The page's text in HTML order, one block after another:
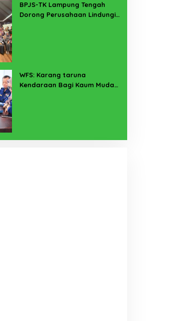
BPJS-TK Lampung Tengah
Dorong Perusahaan Lindungi
WFS: Karang taruna
Kendaraan Bagi Kaum Muda